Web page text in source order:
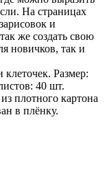
На страницах
и
же создать свою
новичков, так и
Размер:
40 шт.
плотного картона
в плёнку.